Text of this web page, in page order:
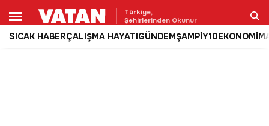
Türkiye,
Şehirlerinden Okunur
SICAK HABERÇALIŞMA HAYATIGÜNDEMŞAMPİY10EKONOMİ
Ara